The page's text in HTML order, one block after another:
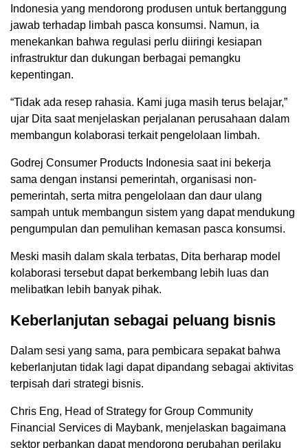
Indonesia yang mendorong produsen untuk bertanggung
jawab terhadap limbah pasca konsumsi. Namun, ia
menekankan bahwa regulasi perlu diiringi kesiapan
infrastruktur dan dukungan berbagai pemangku
kepentingan.
“Tidak ada resep rahasia. Kami juga masih terus belajar,”
ujar Dita saat menjelaskan perjalanan perusahaan dalam
membangun kolaborasi terkait pengelolaan limbah.
Godrej Consumer Products Indonesia saat ini bekerja
sama dengan instansi pemerintah, organisasi non-
pemerintah, serta mitra pengelolaan dan daur ulang
sampah untuk membangun sistem yang dapat mendukung
pengumpulan dan pemulihan kemasan pasca konsumsi.
Meski masih dalam skala terbatas, Dita berharap model
kolaborasi tersebut dapat berkembang lebih luas dan
melibatkan lebih banyak pihak.
Keberlanjutan sebagai peluang bisnis
Dalam sesi yang sama, para pembicara sepakat bahwa
keberlanjutan tidak lagi dapat dipandang sebagai aktivitas
terpisah dari strategi bisnis.
Chris Eng, Head of Strategy for Group Community
Financial Services di Maybank, menjelaskan bagaimana
sektor perbankan dapat mendorong perubahan perilaku